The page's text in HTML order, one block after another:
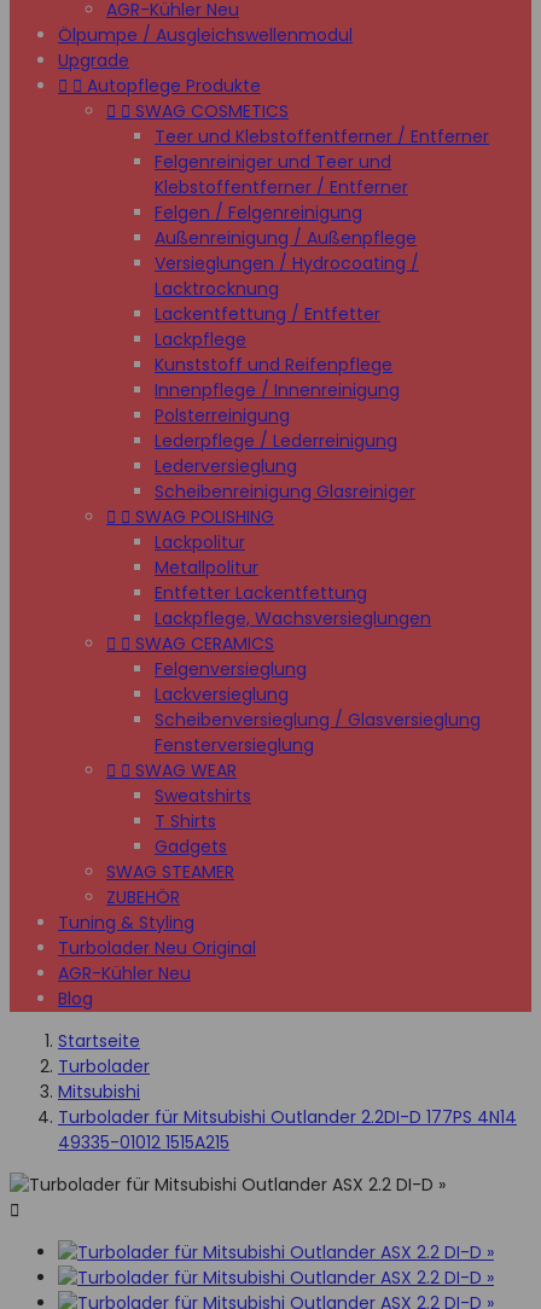
AGR-Kühler Neu
Ölpumpe / Ausgleichswellenmodul
Upgrade
  Autopflege Produkte
  SWAG COSMETICS
Teer und Klebstoffentferner / Entferner
Felgenreiniger und Teer und
Klebstoffentferner / Entferner
Felgen / Felgenreinigung
Außenreinigung / Außenpflege
Versieglungen / Hydrocoating /
Lacktrocknung
Lackentfettung / Entfetter
Lackpflege
Kunststoff und Reifenpflege
Innenpflege / Innenreinigung
Polsterreinigung
Lederpflege / Lederreinigung
Lederversieglung
Scheibenreinigung Glasreiniger
  SWAG POLISHING
Lackpolitur
Metallpolitur
Entfetter Lackentfettung
Lackpflege, Wachsversieglungen
  SWAG CERAMICS
Felgenversieglung
Lackversieglung
Scheibenversieglung / Glasversieglung
Fensterversieglung
  SWAG WEAR
Sweatshirts
T Shirts
Gadgets
SWAG STEAMER
ZUBEHÖR
Tuning & Styling
Turbolader Neu Original
AGR-Kühler Neu
Blog
Startseite
Turbolader
Mitsubishi
Turbolader für Mitsubishi Outlander 2.2DI-D 177PS 4N14
49335-01012 1515A215
